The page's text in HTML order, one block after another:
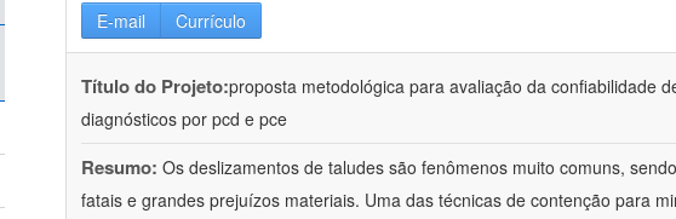
E-mail Currículo
Título do Projeto:proposta metodológica para avaliação da confiabilidade
diagnósticos por pcd e pce
Resumo: Os deslizamentos de taludes são fenômenos muito comuns,
fatais e grandes prejuízos materiais. Uma das técnicas de contenção para